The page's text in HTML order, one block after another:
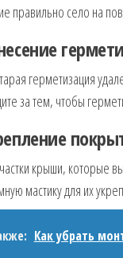
правильно село на
герметизация
за тем, чтобы
крыши, которые
мастику для их
Как убрать